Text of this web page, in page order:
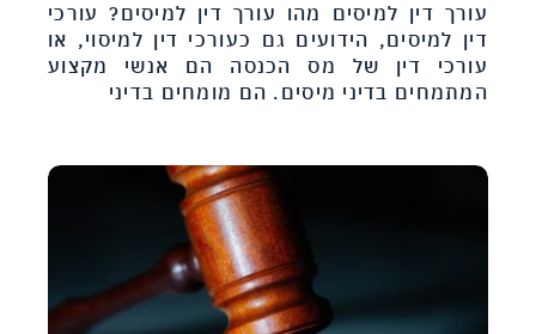
עורך דין למיסים מהו עורך דין למיסים? עורכי
דין למיסים, הידועים גם כעורכי דין למיסוי, או
עורכי דין של מס הכנסה הם אנשי מקצוע
המתמחים בדיני מיסים. הם מומחים בדיני